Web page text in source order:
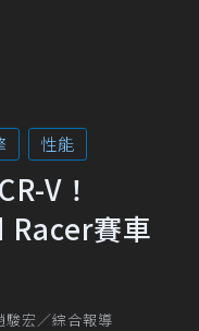
性能
V！
賽車
駿宏／綜合報導